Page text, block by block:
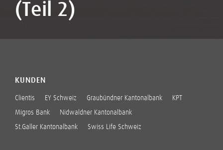
(Teil 2)
KUNDEN
Clientis EY Schweiz Graubündner Kantonalbank KPT
Migros Bank Nidwaldner Kantonalbank
St.Galler Kantonalbank Swiss Life Schweiz